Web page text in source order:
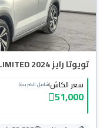
تويوتا رايز LIMITED 2024
سعر الكاش(شامل الضريبة)
51,000